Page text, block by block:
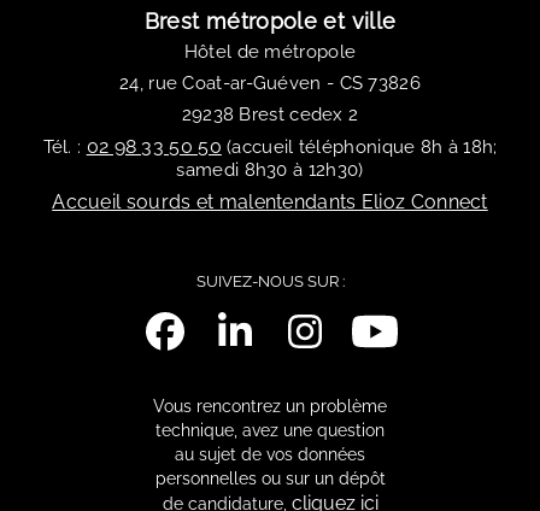
Brest métropole et ville
Hôtel de métropole
24, rue Coat-ar-Guéven - CS 73826
29238 Brest cedex 2
Tél. : 02 98 33 50 50 (accueil téléphonique 8h à 18h;
samedi 8h30 à 12h30)
Accueil sourds et malentendants Elioz Connect
SUIVEZ-NOUS SUR :
Vous rencontrez un problème
technique, avez une question
au sujet de vos données
personnelles ou sur un dépôt
de candidature, cliquez ici